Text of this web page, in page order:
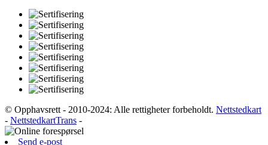
© Opphavsrett - 2010-2024: Alle rettigheter forbeholdt. Nettstedkart
- NettstedkartTrans -
Send e-post